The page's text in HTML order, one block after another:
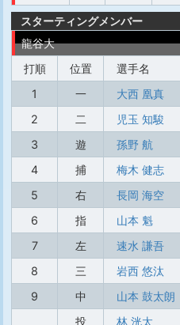
スターティングメンバー
龍谷大
打順
位置 選手名
1
一 大西 凰真
2
二 児玉 知駿
3
遊 孫野 航
4
捕 梅木 健志
5
右 長岡 海空
6
指 山本 魁
7
左 速水 謙吾
8
三 岩西 悠汰
9
中 山本 鼓太朗
投
林 洸太